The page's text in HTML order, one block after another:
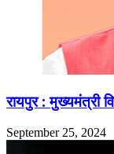
रायपुर : मुख्यमंत्री
September 25, 2024